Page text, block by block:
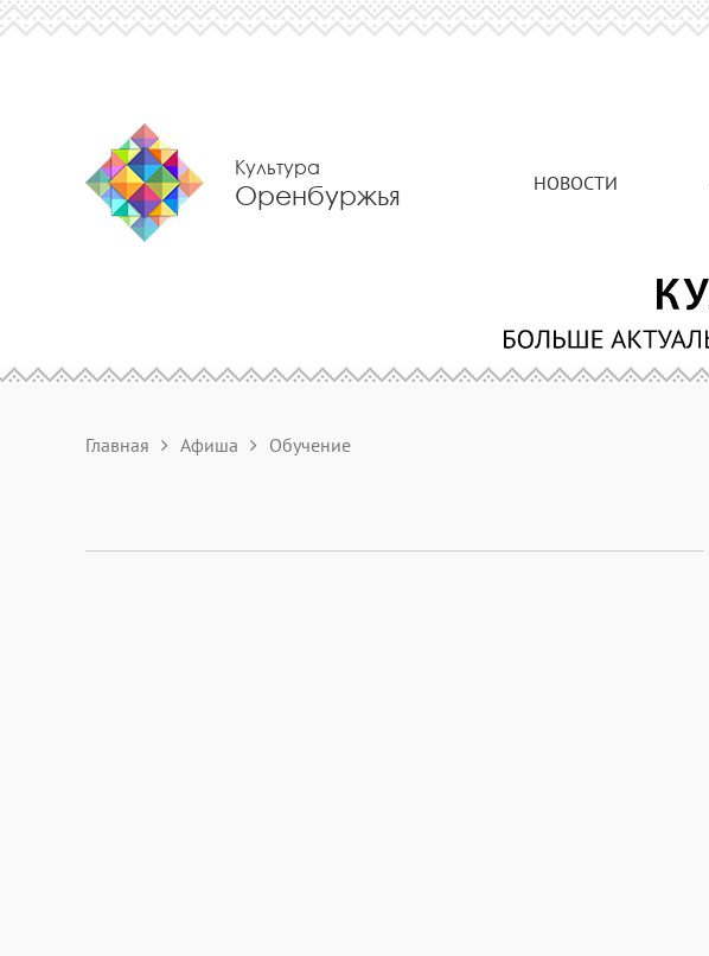
Культура
Оренбуржья НОВОСТИ
Главная Афиша Обучение